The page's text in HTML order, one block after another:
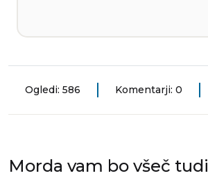
Ogledi: 586 Komentarji: 0
Morda vam bo všeč tudi